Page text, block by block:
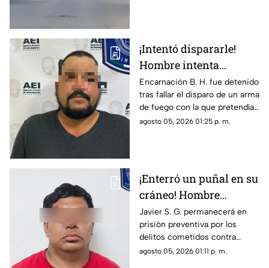
¡Intentó dispararle!
Hombre intenta
asesinar a su esposa y
la asfixia en
Chihuahua
Encarnación B. H. fue detenido
tras fallar el disparo de un arma
de fuego con la que pretendía
privar de la vida a su pareja en
agosto 05, 2026 01:25 p. m.
¡Enterró un puñal en su
cráneo! Hombre
secuestra y tortura
atrozmente a cuatro;
asesinan a uno en
Riberas del Bravo
Javier S. G. permanecerá en
prisión preventiva por los
delitos cometidos contra
cuatro personas en diciembre
agosto 05, 2026 01:11 p. m.